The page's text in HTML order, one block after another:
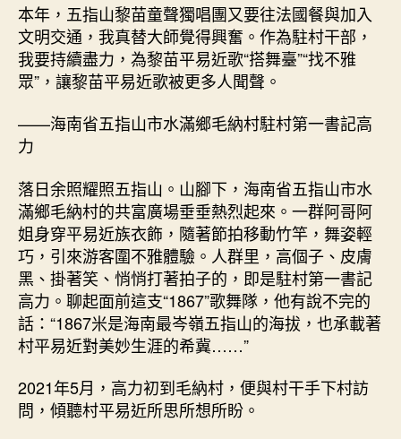
本年，五指山黎苗童聲獨唱團又要往法國餐與加入
文明交通，我真替大師覺得興奮。作為駐村干部，
我要持續盡力，為黎苗平易近歌“搭舞臺”“找不雅
眾”，讓黎苗平易近歌被更多人聞聲。
——海南省五指山市水滿鄉毛納村駐村第一書記高
力
落日余照耀照五指山。山腳下，海南省五指山市水
滿鄉毛納村的共富廣場垂垂熱烈起來。一群阿哥阿
姐身穿平易近族衣飾，隨著節拍移動竹竿，舞姿輕
巧，引來游客圍不雅體驗。人群里，高個子、皮膚
黑、掛著笑、悄悄打著拍子的，即是駐村第一書記
高力。聊起面前這支“1867”歌舞隊，他有說不完的
話：“1867米是海南最岑嶺五指山的海拔，也承載著
村平易近對美妙生涯的希冀……”
2021年5月，高力初到毛納村，便與村干手下村訪
問，傾聽村平易近所思所想所盼。